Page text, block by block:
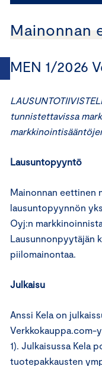
Mainonnan
MEN 1/2026
tunnistettavissa
Lausuntopyyntö
Mainonnan eettinen
lausuntopyynnön
Oyj:n
Lausunnonpyytäjän
piilomainontaa.
Julkaisu
Anssi Kela on
Verkkokauppa.com-
1). Julkaisussa
tuotepakkausten